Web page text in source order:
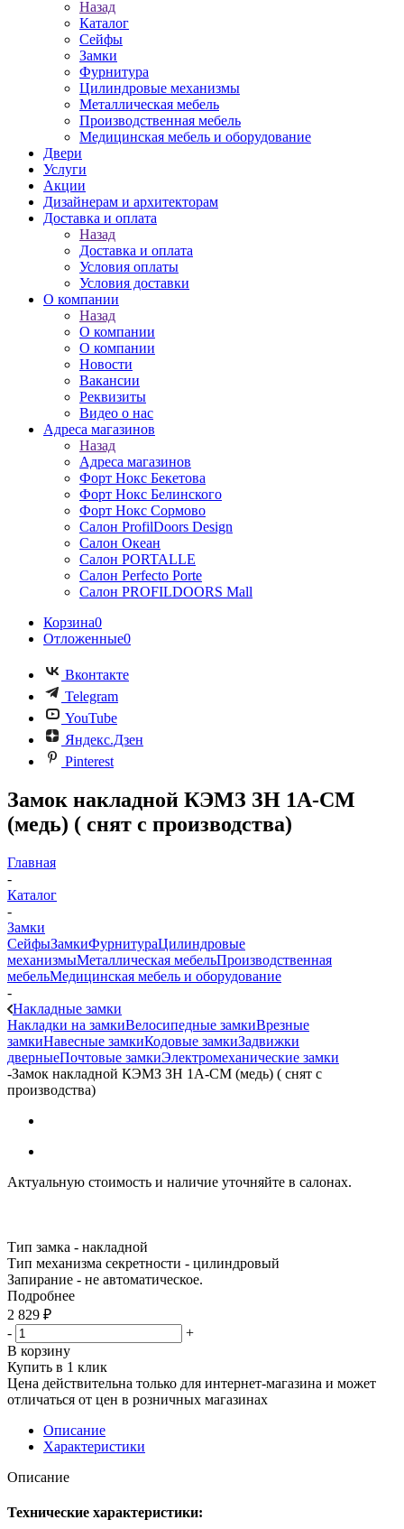
Назад
Каталог
Сейфы
Замки
Фурнитура
Цилиндровые механизмы
Металлическая мебель
Производственная мебель
Медицинская мебель и оборудование
Двери
Услуги
Акции
Дизайнерам и архитекторам
Доставка и оплата
Назад
Доставка и оплата
Условия оплаты
Условия доставки
О компании
Назад
О компании
О компании
Новости
Вакансии
Реквизиты
Видео о нас
Адреса магазинов
Назад
Адреса магазинов
Форт Нокс Бекетова
Форт Нокс Белинского
Форт Нокс Сормово
Салон ProfilDoors Design
Салон Океан
Салон PORTALLE
Салон Perfecto Portе
Салон PROFILDOORS Mall
Корзина0
Отложенные0
Вконтакте
Telegram
YouTube
Яндекс.Дзен
Pinterest
Замок накладной КЭМЗ ЗН 1А-СМ
(медь) ( снят с производства)
Главная
-
Каталог
-
Замки
СейфыЗамкиФурнитураЦилиндровые
механизмыМеталлическая мебельПроизводственная
мебельМедицинская мебель и оборудование
-
Накладные замки
Накладки на замкиВелосипедные замкиВрезные
замкиНавесные замкиКодовые замкиЗадвижки
дверныеПочтовые замкиЭлектромеханические замки
-Замок накладной КЭМЗ ЗН 1А-СМ (медь) ( снят с
производства)
Актуальную стоимость и наличие уточняйте в салонах.
Тип замка - накладной
Тип механизма секретности - цилиндровый
Запирание - не автоматическое.
Подробнее
2 829 ₽
-
+
В корзину
Купить в 1 клик
Цена действительна только для интернет-магазина и может
отличаться от цен в розничных магазинах
Описание
Характеристики
Описание
Технические характеристики: